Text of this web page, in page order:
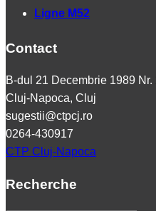
Ligne M52
Contact
B-dul 21 Decembrie 1989
Cluj-Napoca, Cluj
sugestii@ctpcj.ro
0264-430917
CTP Cluj-Napoca
Recherche